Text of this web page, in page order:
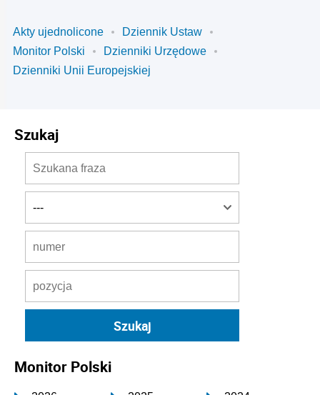
Akty ujednolicone
Dziennik Ustaw
Monitor Polski
Dzienniki Urzędowe
Dzienniki Unii Europejskiej
Szukaj
Monitor Polski